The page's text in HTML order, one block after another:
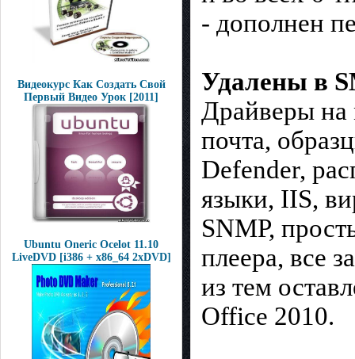
Видеокурс Как Создать Свой
Первый Видео Урок [2011]
Ubuntu Oneric Ocelot 11.10
LiveDVD [i386 + x86_64 2xDVD]
- дополнен
Удалены в
Драйверы на
почта,
Defender,
языки, IIS,
SNMP,
плеера, все
из тем
Office 2010.